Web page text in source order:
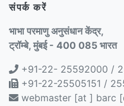
संपर्क करें
भाभा परमाणु अनुसंधान केंद्र,
ट्रॉम्बे, मुंबई - 400 085 भारत
+91-22- 25592000 /
+91-22-25505151 /
webmaster [at ] barc